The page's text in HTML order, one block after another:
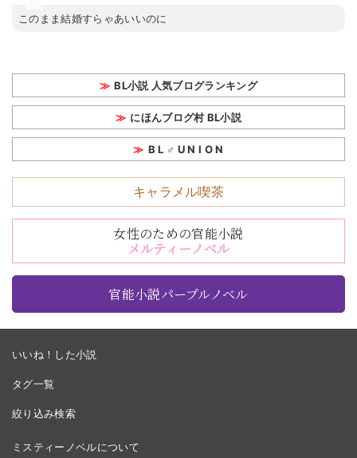
このまま結婚すらゃあいいのに
BL小説 人気ブログランキング
にほんブログ村 BL小説
B L ♂ U N I O N
キャラメル喫茶
女性のための官能小説
メルティーノベル
官能小説パープルノベル
いいね！した小説
タグ一覧
絞り込み検索
ミスティーノベルについて